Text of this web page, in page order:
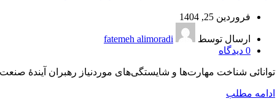
فروردین 25, 1404
ارسال توسط
fatemeh alimoradi
0 دیدگاه
توانائی شناخت مهارت‌ها و شایستگی‌های موردنیاز رهبران آیندۀ
ادامه مطلب